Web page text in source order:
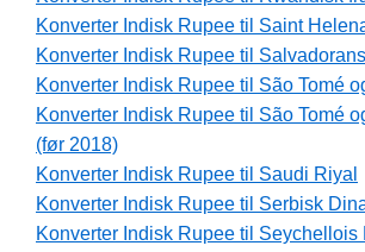
Konverter Indisk Rupee til Saint
Konverter Indisk Rupee til
Konverter Indisk Rupee til São Tomé
Konverter Indisk Rupee til São Tomé
(før 2018)
Konverter Indisk Rupee til Saudi Riyal
Konverter Indisk Rupee til Serbisk
Konverter Indisk Rupee til Seychellois